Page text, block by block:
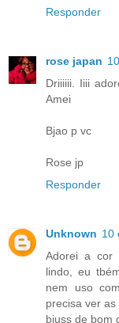
Responder
rose japan
Driiiiii. Iiii
Amei
Bjao p vc
Rose jp
Responder
Unknown 10
Adorei a cor
lindo, eu
nem uso
precisa ver
bjuss de bom